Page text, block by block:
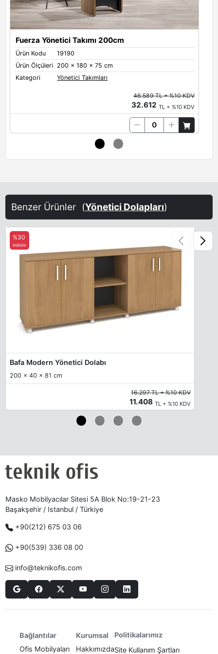
Fuerza Yönetici Takımı 200cm
Ürün Kodu
19190
Ürün Ölçüleri 200 x 180 x 75 cm
Kategori
Yönetici Takımları
46.589 TL + %10 KDV
32.612TL + %10 KDV
Benzer Ürünler (Yönetici Dolapları)
Bafa Modern Yönetici Dolabı
200 x 40 x 81 cm
%30
indirim
16.297 TL + %10 KDV
11.408 TL + %10 KDV
Masko Mobilyacılar Sitesi 5A Blok No:19-21-23
Başakşehir / Istanbul / Türkiye
+90(212) 675 03 06
+90(539) 336 08 00
info@teknikofis.com
Bağlantılar
Ofis Mobilyaları
Kurumsal
Hakkımızda
Politikalarımız
Site Kullanım Şartları